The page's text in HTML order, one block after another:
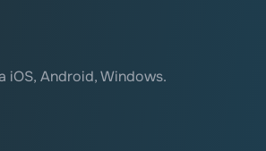
iOS, Android, Windows.